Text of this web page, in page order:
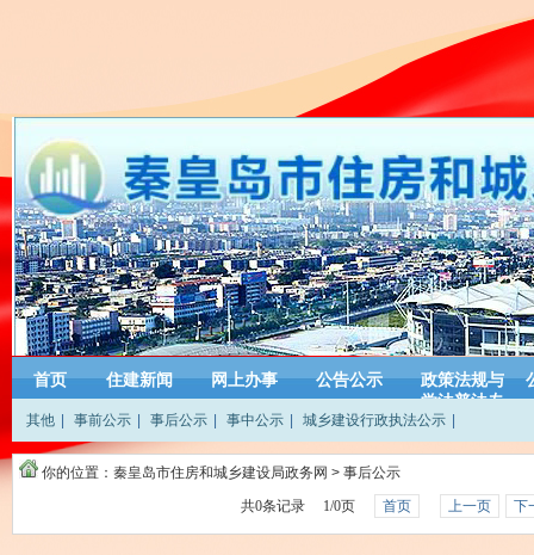
首页 住建新闻 网上办事 公告公示
政策法规与
学法普法专
栏
其他 事前公示 事后公示 事中公示 城乡建设行政执法公示
你的位置： 秦皇岛市住房和城乡建设局政务网 > 事后公示
共0条记录 1/0页 首页 上一页 下